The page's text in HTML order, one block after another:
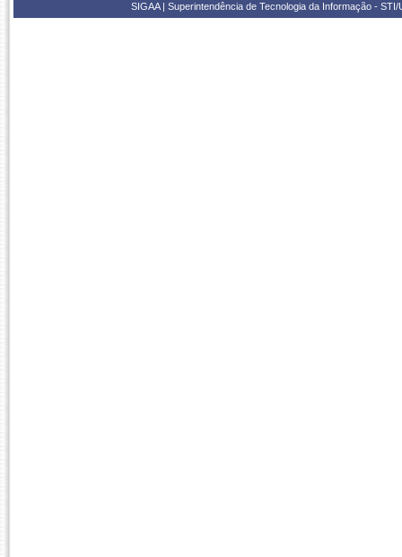
SIGAA | Superintendência de Tecnologia da Informação -